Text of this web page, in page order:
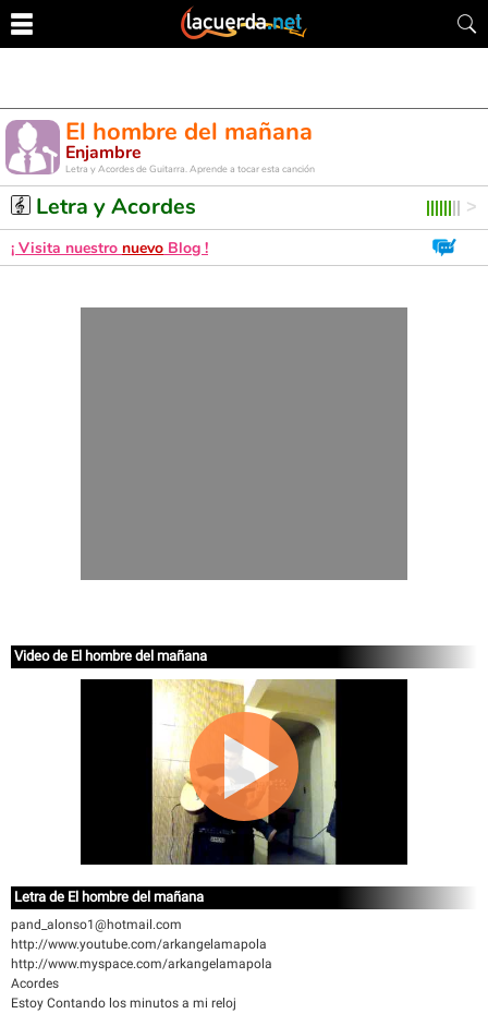
El hombre del mañana
Enjambre
Letra y Acordes de Guitarra. Aprende a tocar esta canción
Letra y Acordes
¡ Visita nuestro nuevo Blog !
Video de El hombre del mañana
Letra de El hombre del mañana
pand_alonso1@hotmail.com
http://www.youtube.com/arkangelamapola
http://www.myspace.com/arkangelamapola
Acordes
Estoy Contando los minutos a mi reloj